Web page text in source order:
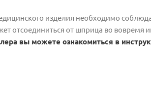
изделия необходимо
отсоединиться от шприца во вовремя
вы можете ознакомиться в